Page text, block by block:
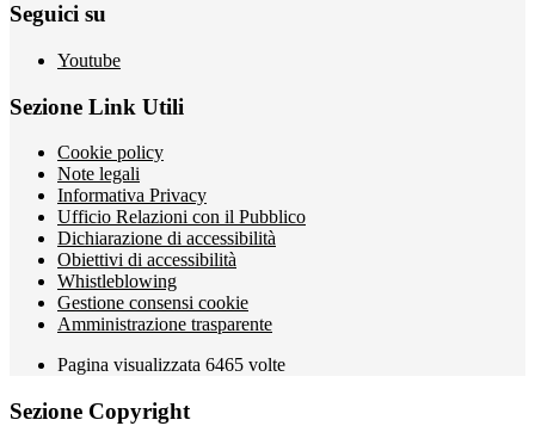
Seguici su
Youtube
Sezione Link Utili
Cookie policy
Note legali
Informativa Privacy
Ufficio Relazioni con il Pubblico
Dichiarazione di accessibilità
Obiettivi di accessibilità
Whistleblowing
Gestione consensi cookie
Amministrazione trasparente
Pagina visualizzata 6465 volte
Sezione Copyright